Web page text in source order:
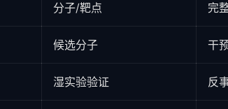
分子/靶点 完
候选分子 干
湿实验验证 反